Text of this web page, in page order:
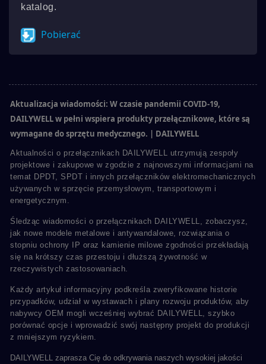
katalog.
Pobierać
Aktualizacja wiadomości: W czasie pandemii COVID-19,
DAILYWELL w pełni wspiera produkty przełącznikowe, które są
wymagane do sprzętu medycznego. | DAILYWELL
Aktualności o przełącznikach DAILYWELL utrzymują zespoły
projektowe i zakupowe w zgodzie z najnowszymi informacjami na
temat DPDT, SPDT i innych przełączników elektromechanicznych
używanych w sprzęcie przemysłowym, transportowym i
energetycznym.
Śledząc wiadomości o przełącznikach DAILYWELL, zobaczysz,
jak nowe modele metalowe i antywandalowe, rozwiązania o
stopniu ochrony IP oraz kamienie milowe zgodności przekładają
się na krótszy czas przestoju i dłuższą żywotność w
rzeczywistych zastosowaniach.
Każdy artykuł informacyjny podkreśla zweryfikowane historie
przypadków, udział w wystawach i plany rozwoju produktów, aby
nabywcy OEM mogli wcześniej wybrać DAILYWELL, szybko
porównać opcje i wprowadzić swój następny projekt do produkcji
z mniejszym ryzykiem.
DAILYWELL zaprasza Cię do odkrywania naszych wysokiej jakości